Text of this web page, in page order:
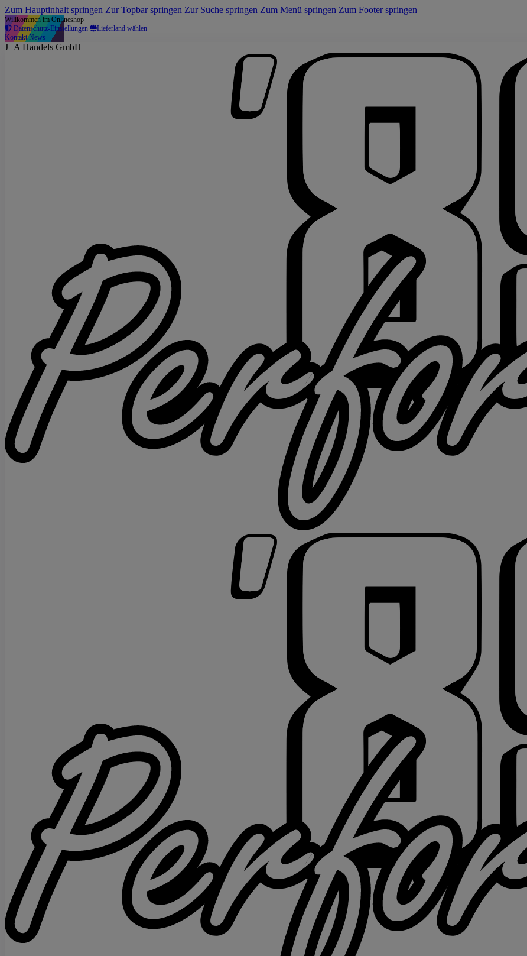
Zum Hauptinhalt springen Zur Topbar springen Zur Suche springen Zum Menü springen Zum Footer springen
Willkommen im Onlineshop
Datenschutz-Einstellungen
Lieferland wählen
KontaktNews
J+A Handels GmbH